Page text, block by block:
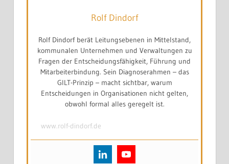
Rolf Dindorf
Rolf Dindorf berät Leitungsebenen in Mittelstand,
kommunalen Unternehmen und Verwaltungen zu
Fragen der Entscheidungsfähigkeit, Führung und
Mitarbeiterbindung. Sein Diagnoserahmen – das
GILT-Prinzip – macht sichtbar, warum
Entscheidungen in Organisationen nicht gelten,
obwohl formal alles geregelt ist.
www.rolf-dindorf.de